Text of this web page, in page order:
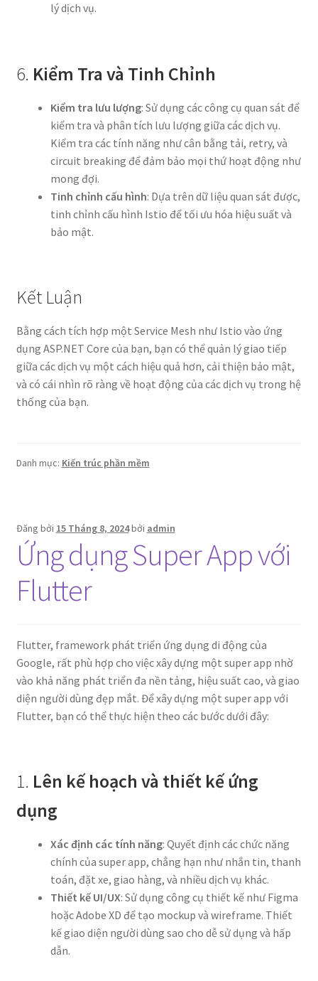
lý dịch vụ.
6. Kiểm Tra và Tinh Chỉnh
Kiểm tra lưu lượng: Sử dụng các công cụ quan sát để
kiểm tra và phân tích lưu lượng giữa các dịch vụ.
Kiểm tra các tính năng như cân bằng tải, retry, và
circuit breaking để đảm bảo mọi thứ hoạt động như
mong đợi.
Tinh chỉnh cấu hình: Dựa trên dữ liệu quan sát được,
tinh chỉnh cấu hình Istio để tối ưu hóa hiệu suất và
bảo mật.
Kết Luận
Bằng cách tích hợp một Service Mesh như Istio vào ứng
dụng ASP.NET Core của bạn, bạn có thể quản lý giao tiếp
giữa các dịch vụ một cách hiệu quả hơn, cải thiện bảo mật,
và có cái nhìn rõ ràng về hoạt động của các dịch vụ trong hệ
thống của bạn.
Danh mục: Kiến trúc phần mềm
Đăng bởi 15 Tháng 8, 2024bởi admin
Ứng dụng Super App với
Flutter
Flutter, framework phát triển ứng dụng di động của
Google, rất phù hợp cho việc xây dựng một super app nhờ
vào khả năng phát triển đa nền tảng, hiệu suất cao, và giao
diện người dùng đẹp mắt. Để xây dựng một super app với
Flutter, bạn có thể thực hiện theo các bước dưới đây:
1. Lên kế hoạch và thiết kế ứng
dụng
Xác định các tính năng: Quyết định các chức năng
chính của super app, chẳng hạn như nhắn tin, thanh
toán, đặt xe, giao hàng, và nhiều dịch vụ khác.
Thiết kế UI/UX: Sử dụng công cụ thiết kế như Figma
hoặc Adobe XD để tạo mockup và wireframe. Thiết
kế giao diện người dùng sao cho dễ sử dụng và hấp
dẫn.